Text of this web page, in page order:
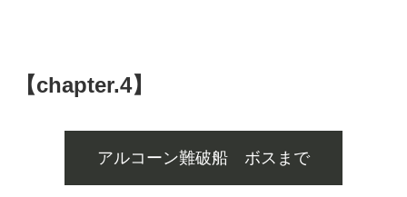
【chapter.4】
アルコーン難破船 ボスまで